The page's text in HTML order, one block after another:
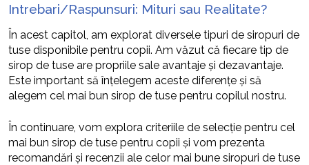
Intrebari/Raspunsuri: Mituri sau Realitate?
În acest capitol, am explorat diversele tipuri de siropuri de
tuse disponibile pentru copii. Am văzut că fiecare tip de
sirop de tuse are propriile sale avantaje și dezavantaje.
Este important să înțelegem aceste diferențe și să
alegem cel mai bun sirop de tuse pentru copilul nostru.
În continuare, vom explora criteriile de selecție pentru cel
mai bun sirop de tuse pentru copii și vom prezenta
recomandări și recenzii ale celor mai bune siropuri de tuse